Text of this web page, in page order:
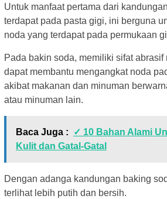
Untuk manfaat pertama dari
terdapat pada pasta gigi, ini berguna
noda yang terdapat pada permukaan
Pada bakin soda, memiliki sifat
dapat membantu mengangkat noda
akibat makanan dan minuman
atau minuman lain.
Baca Juga :
✓ 10 Bahan Alami
Kulit dan Gatal-Gatal
Dengan adanga kandungan baking
terlihat lebih putih dan bersih.